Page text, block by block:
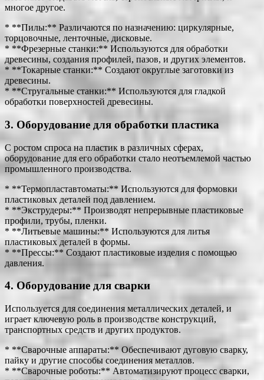
многое другое.
* **Пилы:** Различаются по назначению: циркулярные,
торцовочные, ленточные, дисковые.
* **Фрезерные станки:** Используются для обработки
древесины, создания профилей, пазов, и других элементов.
* **Токарные станки:** Создают округлые заготовки из
древесины.
* **Стругальные станки:** Используются для гладкой
обработки поверхностей древесины.
3. Оборудование для обработки пластика
С ростом спроса на пластик в различных сферах,
оборудование для его обработки стало неотъемлемой частью
промышленного производства.
* **Термопластавтоматы:** Используются для формовки
пластиковых деталей под давлением.
* **Экструдеры:** Производят непрерывные пластиковые
профили, трубы, пленки.
* **Литьевые машины:** Используются для литья
пластиковых деталей в формы.
* **Прессы:** Создают пластиковые изделия с помощью
давления.
4. Оборудование для сварки
Используется для соединения металлических деталей, и
играет ключевую роль в производстве конструкций,
транспортных средств и других продуктов.
* **Сварочные аппараты:** Обеспечивают дуговую сварку,
пайку и другие способы соединения металлов.
* **Сварочные роботы:** Автоматизируют процесс сварки,